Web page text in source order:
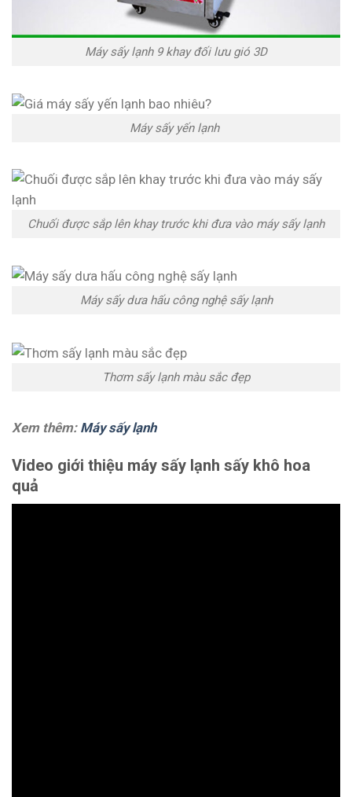
Máy sấy lạnh 9 khay đối lưu gió 3D
Máy sấy yến lạnh
Chuối được sắp lên khay trước khi đưa vào máy sấy lạnh
Máy sấy dưa hấu công nghệ sấy lạnh
Thơm sấy lạnh màu sắc đẹp
Xem thêm: Máy sấy lạnh
Video giới thiệu máy sấy lạnh sấy khô hoa
quả